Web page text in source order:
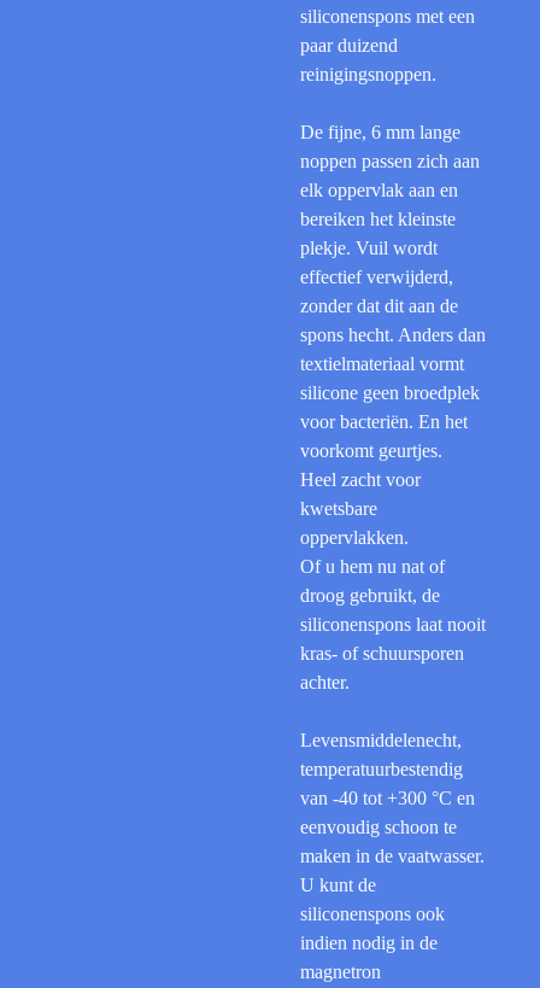
siliconenspons met een
paar duizend
reinigingsnoppen.
De fijne, 6 mm lange
noppen passen zich aan
elk oppervlak aan en
bereiken het kleinste
plekje. Vuil wordt
effectief verwijderd,
zonder dat dit aan de
spons hecht. Anders dan
textiel­materiaal vormt
silicone geen broedplek
voor bacteriën. En het
voorkomt geurtjes.
Heel zacht voor
kwetsbare
oppervlakken.
Of u hem nu nat of
droog gebruikt, de
siliconenspons laat nooit
kras- of schuursporen
achter.
Levensmiddelenecht,
temperatuur­bestendig
van -40 tot +300 °C en
eenvoudig schoon te
maken in de vaatwasser.
U kunt de
siliconenspons ook
indien nodig in de
magne­tron